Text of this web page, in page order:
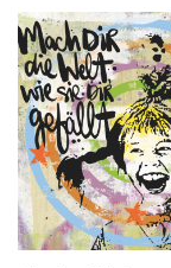
3-4 Werktage